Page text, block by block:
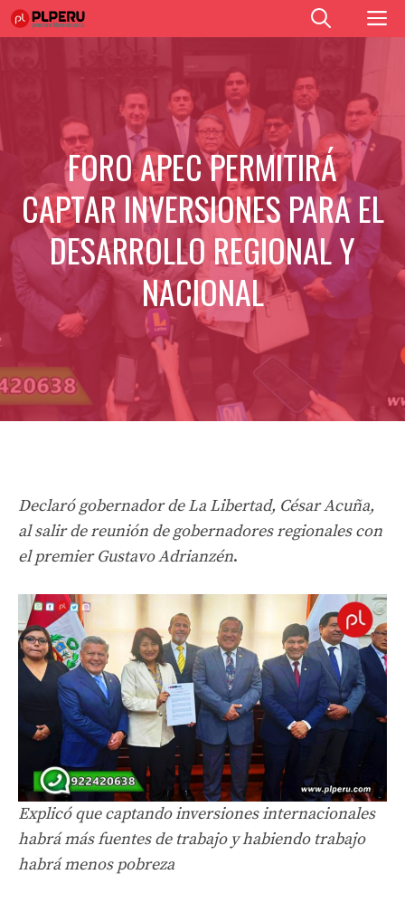
Saltar
al
FORO APEC PERMITIRÁ
CAPTAR INVERSIONES PARA EL
DESARROLLO REGIONAL Y
NACIONAL
Declaró gobernador de La Libertad, César Acuña,
al salir de reunión de gobernadores regionales con
el premier Gustavo Adrianzén.
Explicó que captando inversiones internacionales
habrá más fuentes de trabajo y habiendo trabajo
habrá menos pobreza